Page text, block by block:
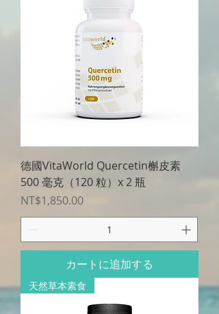
德國VitaWorld Quercetin槲皮素
500 毫克（120 粒）x 2 瓶
価格
NT$1,850.00
カートに追加する
天然草本素食